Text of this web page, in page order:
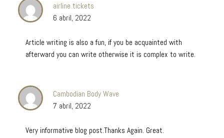
airline tickets
6 abril, 2022
Article writing is also a fun, if you be acquainted with
afterward you can write otherwise it is complex to write.
Cambodian Body Wave
7 abril, 2022
Very informative blog post.Thanks Again. Great.